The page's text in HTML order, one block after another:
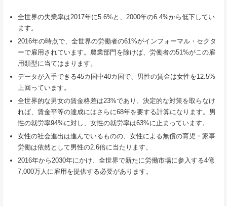
全世界の失業率は2017年に5.6%と、2000年の6.4%から低下してい
ます。
2016年の時点で、全世界の労働者の61%がインフォーマル・セクタ
ーで雇用されています。農業部門を除けば、労働者の51%がこの雇
用類型に当てはまります。
データが入手できる45カ国中40カ国で、男性の賃金は女性を12.5%
上回っています。
全世界的な男女の賃金格差は23%であり、決定的な対策を取らなけ
れば、賃金平等の達成にはさらに68年を要する計算になります。男
性の就労率94%に対し、女性の就労率は63%に止まっています。
女性の社会進出は進んでいるものの、女性による無償の育児・家事
労働は依然として男性の2.6倍に当たります。
2016年から2030年にかけ、全世界で新たに労働市場に参入する4億
7,000万人に雇用を提供する必要があります。